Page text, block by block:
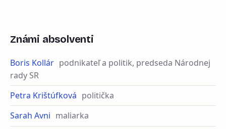
Známi absolventi
Boris Kollár podnikateľ a politik, predseda Národnej
rady SR
Petra Krištúfková politička
Sarah Avni maliarka